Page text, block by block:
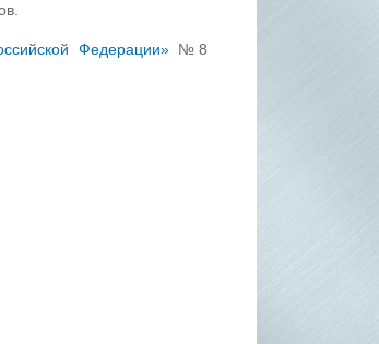
Федерации»№8